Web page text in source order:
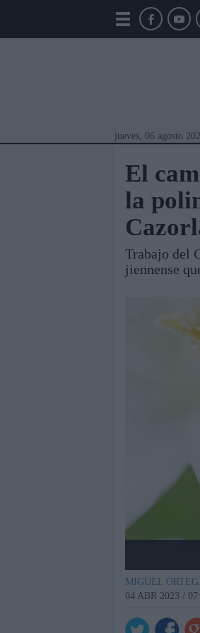
jueves, 06 agosto
Módulos Portada
El
la
Trabajo del
jiennense
MIGUEL
04 ABR 2023 /